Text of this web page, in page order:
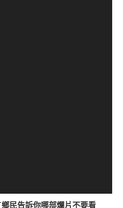
民告訴你哪部爛片不要看